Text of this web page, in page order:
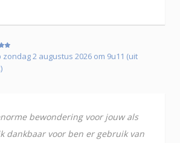
zondag 2 augustus 2026 om 9u11 (uit
bewondering voor jouw als
dankbaar voor ben er gebruik van